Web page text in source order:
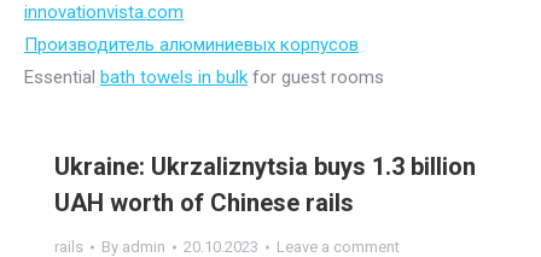
innovationvista.com
Производитель алюминиевых корпусов
Essential bath towels in bulk for guest rooms
Ukraine: Ukrzaliznytsia buys 1.3 billion
UAH worth of Chinese rails
rails By admin 20.10.2023 Leave a comment